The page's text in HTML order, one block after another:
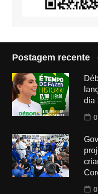
Postagem recente
dia